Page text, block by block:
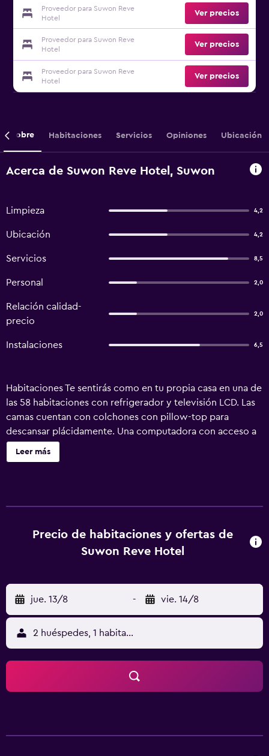
Proveedor para Suwon Reve
Hotel
Ver precios
Proveedor para Suwon Reve
Hotel
Ver precios
Proveedor para Suwon Reve
Hotel
Ver precios
Sobre Habitaciones Servicios Opiniones Ubicación
Acerca de Suwon Reve Hotel, Suwon
Limpieza 4,2
Ubicación 4,2
Servicios 8,5
Personal 2,0
Relación calidad-
precio
2,0
Instalaciones 6,5
Habitaciones Te sentirás como en tu propia casa en una de
las 58 habitaciones con refrigerador y televisión LCD. Las
camas cuentan con colchones con pillow-top para
descansar plácidamente. Una computadora con acceso a
internet por cable y wifi gratis te mantendrá en contacto
con los tuyos; también podrás ver tu programa favorito en
te quedará ni un minuto libre. Se ofrece también acceso a
internet por wifi gratuito y servicios de concierge.
servicio de tintorería/lavandería a tu disposición. Hay un
valet parking gratis disponible. Ubicación del
establecimiento Al reservar tu estadía en Suwon Reve
Hotel, tendrás una ubicación céntrica en Suwon, a solo 5
minutos a pie de Ayuntamiento de Suwon y a 13 minutos a
pie de Parque Hyowon. Hospédate en este hotel y estarás
a 21,2 km de Everland, así como a 4,1 km de Parque
Gwanggyo Lake. Para Comer Suwon Reve Hotel te ofrece
Opcionales Cargo por desayuno buffet: KRW 10000 por
Leer más
Precio de habitaciones y ofertas de
Suwon Reve Hotel
jue. 13/8 - vie. 14/8
2 huéspedes, 1 habitación